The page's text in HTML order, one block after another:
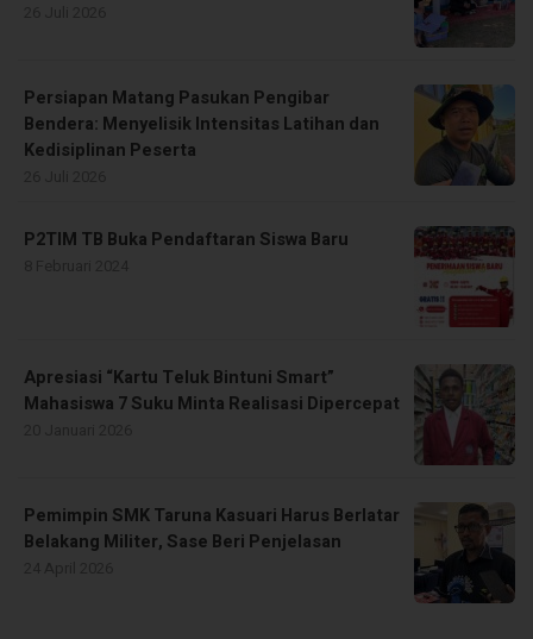
Persiapan Matang Pasukan Pengibar
Bendera: Menyelisik Intensitas Latihan dan
Kedisiplinan Peserta
P2TIM TB Buka Pendaftaran Siswa Baru
Apresiasi “Kartu Teluk Bintuni Smart”
Mahasiswa 7 Suku Minta Realisasi Dipercepat
Pemimpin SMK Taruna Kasuari Harus Berlatar
Belakang Militer, Sase Beri Penjelasan